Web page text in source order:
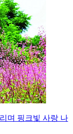
며 핑크빛 사랑 나